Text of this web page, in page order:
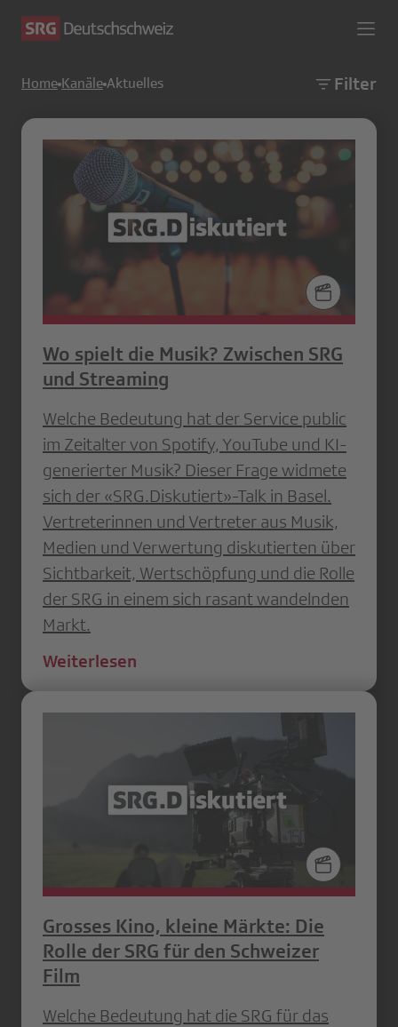
Home Kanäle Aktuelles Filter
Wo spielt die Musik? Zwischen SRG
und Streaming
Welche Bedeutung hat der Service public
im Zeitalter von Spotify, YouTube und KI-
generierter Musik? Dieser Frage widmete
sich der «SRG.Diskutiert»-Talk in Basel.
Vertreterinnen und Vertreter aus Musik,
Medien und Verwertung diskutierten über
Sichtbarkeit, Wertschöpfung und die Rolle
der SRG in einem sich rasant wandelnden
Markt.
Weiterlesen
Grosses Kino, kleine Märkte: Die
Rolle der SRG für den Schweizer
Film
Welche Bedeutung hat die SRG für das